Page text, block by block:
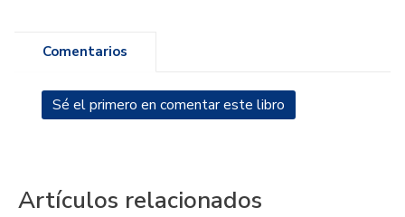
Comentarios
Sé el primero en comentar este libro
Artículos relacionados